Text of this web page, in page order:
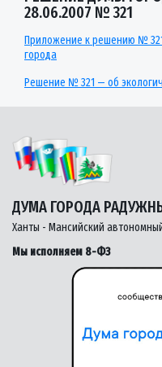
28.06.2007 № 321
Приложение к решению №
города
Решение № 321 — об
ДУМА ГОРОДА
Ханты - Мансийский
Мы исполняем 8-ФЗ